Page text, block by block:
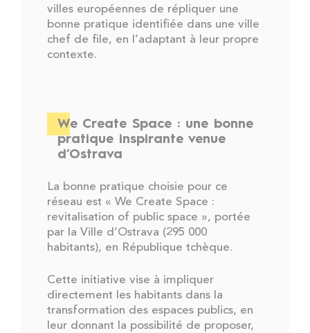
villes européennes de répliquer une
bonne pratique identifiée dans une ville
chef de file, en l’adaptant à leur propre
contexte.
We Create Space : une bonne
pratique inspirante venue
d’Ostrava
La bonne pratique choisie pour ce
réseau est « We Create Space :
revitalisation of public space », portée
par la Ville d’Ostrava (295 000
habitants), en République tchèque.
Cette initiative vise à impliquer
directement les habitants dans la
transformation des espaces publics, en
leur donnant la possibilité de proposer,